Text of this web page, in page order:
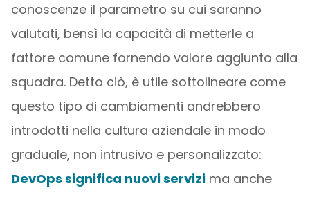
conoscenze il parametro su cui saranno
valutati, bensì la capacità di metterle a
fattore comune fornendo valore aggiunto alla
squadra. Detto ciò, è utile sottolineare come
questo tipo di cambiamenti andrebbero
introdotti nella cultura aziendale in modo
graduale, non intrusivo e personalizzato:
DevOps significa nuovi servizima anche